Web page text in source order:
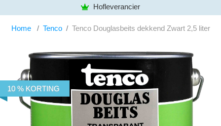
Hofleverancier
Home Tenco Tenco Douglasbeits dekkend Zwart 2,5 liter
10 % KORTING